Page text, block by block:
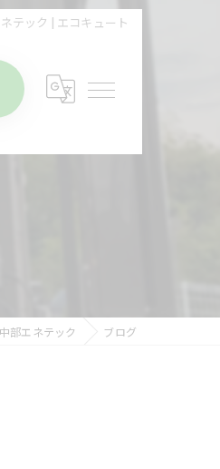
テック | エコキュート
部エネテック ブログ